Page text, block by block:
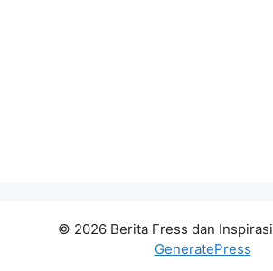
© 2026 Berita Fress dan Inspirasi
GeneratePress